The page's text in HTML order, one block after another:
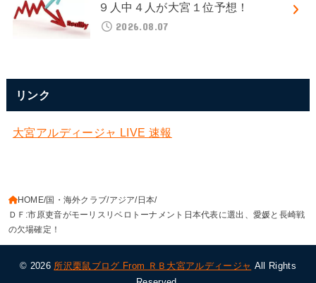
９人中４人が大宮１位予想！
2026.08.07
リンク
大宮アルディージャ LIVE 速報
HOME 国・海外クラブ アジア 日本
ＤＦ:市原吏音がモーリスリベロトーナメント日本代表に選出、愛媛と長崎戦
の欠場確定！
© 2026 所沢栗鼠ブログ From ＲＢ大宮アルディージャ All Rights